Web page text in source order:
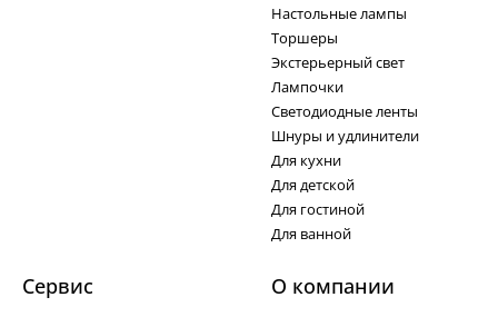
Настольные лампы
Торшеры
Экстерьерный свет
Лампочки
Светодиодные ленты
Шнуры и удлинители
Для кухни
Для детской
Для гостиной
Для ванной
Сервис О компании